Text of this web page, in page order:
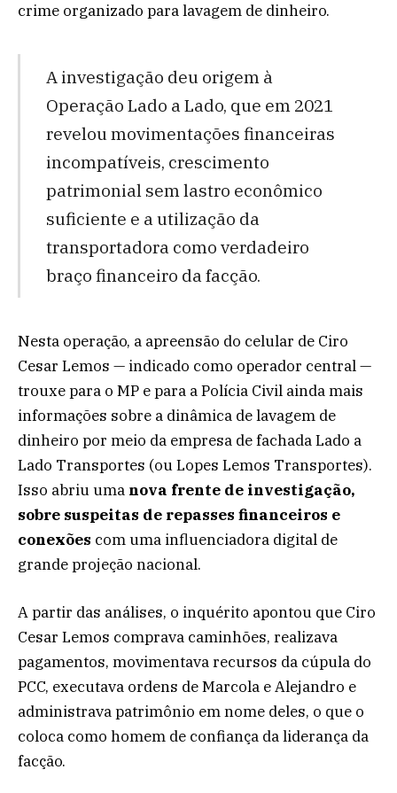
crime organizado para lavagem de dinheiro.
A investigação deu origem à
Operação Lado a Lado, que em 2021
revelou movimentações financeiras
incompatíveis, crescimento
patrimonial sem lastro econômico
suficiente e a utilização da
transportadora como verdadeiro
braço financeiro da facção.
Nesta operação, a apreensão do celular de Ciro
Cesar Lemos — indicado como operador central —
trouxe para o MP e para a Polícia Civil ainda mais
informações sobre a dinâmica de lavagem de
dinheiro por meio da empresa de fachada Lado a
Lado Transportes (ou Lopes Lemos Transportes).
Isso abriu uma nova frente de investigação,
sobre suspeitas de repasses financeiros e
conexões com uma influenciadora digital de
grande projeção nacional.
A partir das análises, o inquérito apontou que Ciro
Cesar Lemos comprava caminhões, realizava
pagamentos, movimentava recursos da cúpula do
PCC, executava ordens de Marcola e Alejandro e
administrava patrimônio em nome deles, o que o
coloca como homem de confiança da liderança da
facção.